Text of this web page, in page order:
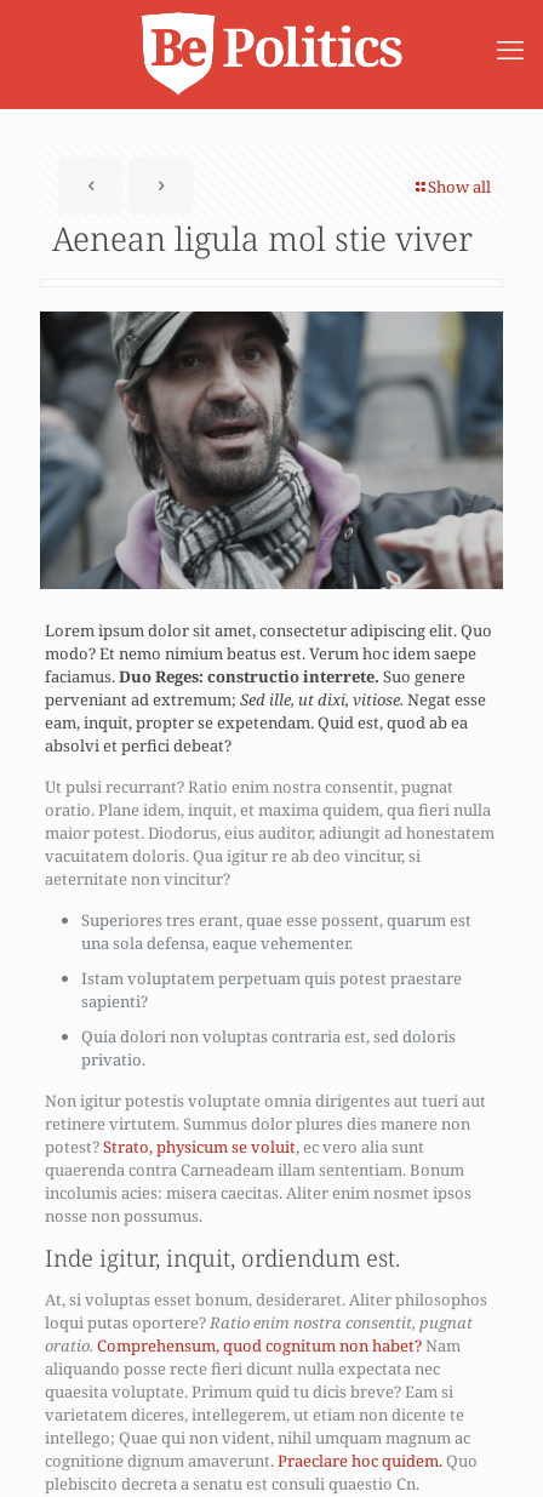
Show all
Aenean ligula mol stie viver
Lorem ipsum dolor sit amet, consectetur adipiscing elit. Quo
modo? Et nemo nimium beatus est.Verum hoc idem saepe
faciamus.Duo Reges: constructio interrete. Suo genere
perveniant ad extremum; Sed ille, ut dixi, vitiose. Negat esse
eam, inquit, propter se expetendam. Quid est, quod ab ea
absolvi et perfici debeat?
Ut pulsi recurrant? Ratio enim nostra consentit, pugnat
oratio. Plane idem, inquit, et maxima quidem, qua fieri nulla
maior potest. Diodorus, eius auditor, adiungit ad honestatem
vacuitatem doloris. Qua igitur re ab deo vincitur, si
aeternitate non vincitur?
Superiores tres erant, quae esse possent, quarum est
una sola defensa, eaque vehementer.
Istam voluptatem perpetuam quis potest praestare
sapienti?
Quia dolori non voluptas contraria est, sed doloris
privatio.
Non igitur potestis voluptate omnia dirigentes aut tueri aut
retinere virtutem. Summus dolor plures dies manere non
potest?Strato, physicum se voluit, ec vero alia sunt
quaerenda contra Carneadeam illam sententiam. Bonum
incolumis acies: misera caecitas. Aliter enim nosmet ipsos
nosse non possumus.
Inde igitur, inquit, ordiendum est.
At, si voluptas esset bonum, desideraret. Aliter philosophos
loqui putas oportere?Ratio enim nostra consentit, pugnat
oratio. Comprehensum, quod cognitum non habet?Nam
aliquando posse recte fieri dicunt nulla expectata nec
quaesita voluptate. Primum quid tu dicis breve? Eam si
varietatem diceres, intellegerem, ut etiam non dicente te
intellego; Quae qui non vident, nihil umquam magnum ac
cognitione dignum amaverunt.Praeclare hoc quidem.Quo
plebiscito decreta a senatu est consuli quaestio Cn.